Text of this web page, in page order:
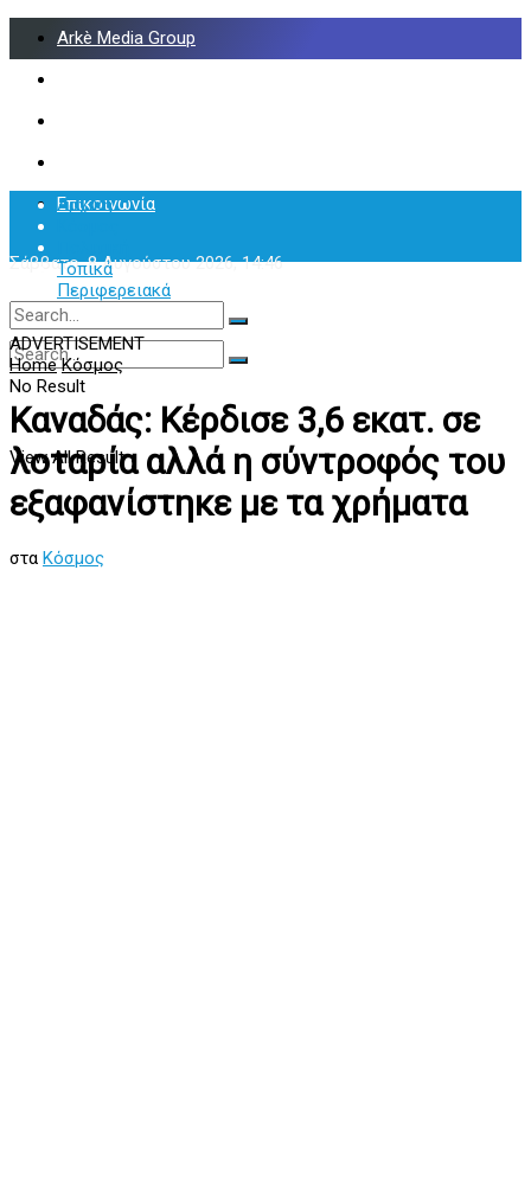
Arkè Media Group
Επικοινωνία
Σάββατο, 8 Αυγούστου 2026, 14:46
Αρχική
Τοπικά
Περιφερειακά
Υγεία
No Result
View All Result
No Result
View All Result
ADVERTISEMENT
Home Κόσμος
Καναδάς: Κέρδισε 3,6 εκατ. σε
λοταρία αλλά η σύντροφός του
εξαφανίστηκε με τα χρήματα
στα Κόσμος